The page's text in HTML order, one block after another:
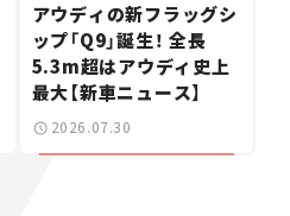
アウディの新フラッグシ
ップ「Q9」誕生！ 全長
5.3m超はアウディ史上
最大【新車ニュース】
2026.07.30